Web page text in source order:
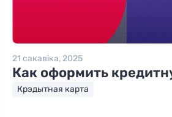
21 сакавіка, 2025
Как оформить
Крэдытная карта